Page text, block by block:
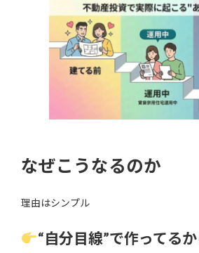
なぜこうなるのか
理由はシンプル
“自分目線”で作ってるか